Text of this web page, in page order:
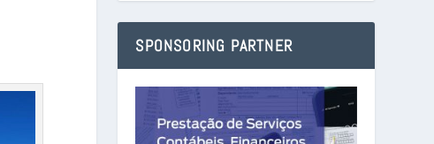
SPONSORING PARTNER